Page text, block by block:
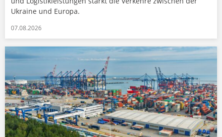
Ukraine und Europa.
07.08.2026